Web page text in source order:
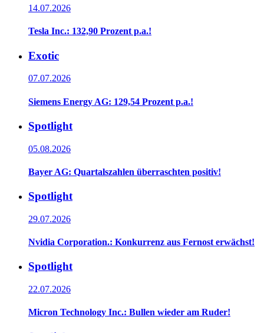
14.07.2026
Tesla Inc.: 132,90 Prozent p.a.!
Exotic
07.07.2026
Siemens Energy AG: 129,54 Prozent p.a.!
Spotlight
05.08.2026
Bayer AG: Quartalszahlen überraschten positiv!
Spotlight
29.07.2026
Nvidia Corporation.: Konkurrenz aus Fernost erwächst!
Spotlight
22.07.2026
Micron Technology Inc.: Bullen wieder am Ruder!